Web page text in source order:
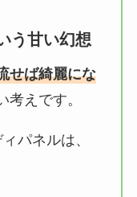
う甘い幻想
せば綺麗にな
えです。
パネルは、